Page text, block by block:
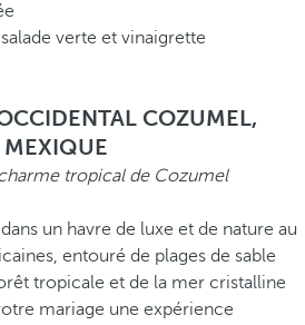
verte et vinaigrette
COZUMEL,
MEXIQUE
tropical de Cozumel
un havre de luxe et de nature au
entouré de plages de sable
tropicale et de la mer cristalline
mariage une expérience